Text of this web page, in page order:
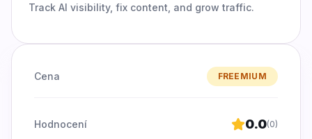
Track AI visibility, fix content, and grow traffic.
Cena FREEMIUM
Hodnocení 0.0(0)